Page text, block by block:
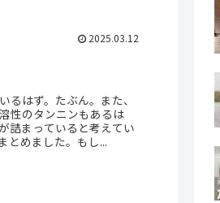
2025.03.12
るはず。たぶん。また、
性のタンニンもあるは
詰まっていると考えてい
とめました。もし...